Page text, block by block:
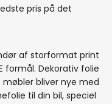
pris på det
af storformat print
formål. Dekorativ folie
bliver nye med
til din bil, speciel